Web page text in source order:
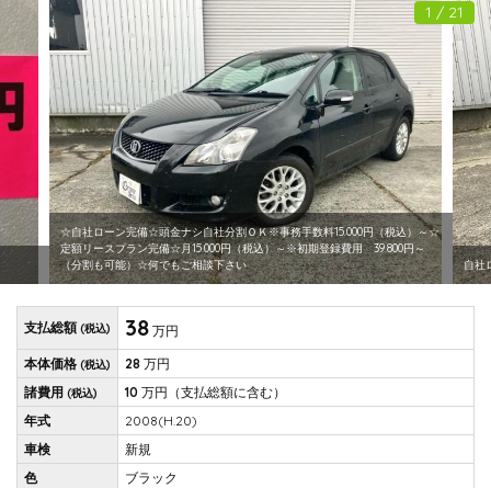
☆自社ローン完備☆頭金ナシ自社分割ＯＫ※事務手数料15.000円（税込）～☆
定額リースプラン完備☆月15.000円（税込）～※初期登録費用 39.800円～
（分割も可能）☆何でもご相談下さい
自社
1 / 21
支払総額 (税込) 38 万円
本体価格 (税込) 28 万円
諸費用 (税込) 10 万円 （支払総額に含む）
年式
2008(H.20)
車検
新規
色
ブラック